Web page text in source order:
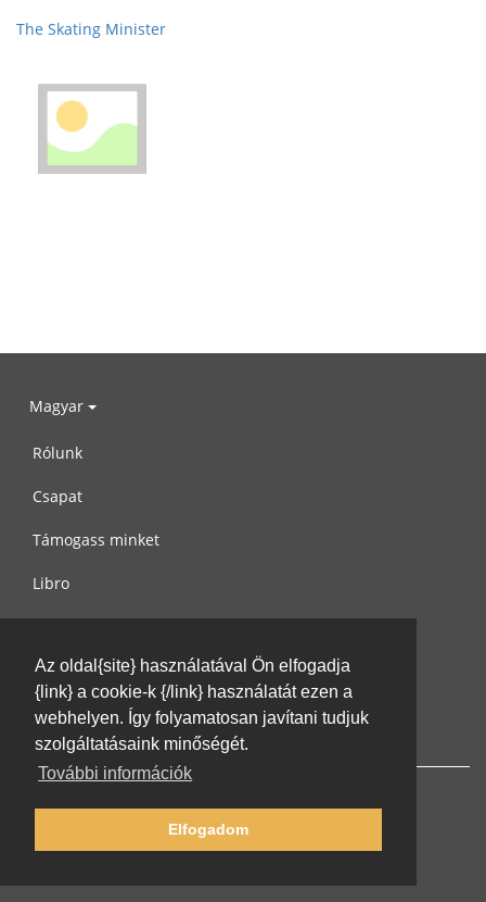
Az oldal{site} használatával Ön elfogadja
{link} a cookie-k {/link} használatát ezen a
webhelyen. Így folyamatosan javítani tudjuk
szolgáltatásaink minőségét.
További információk
Elfogadom
The Skating Minister
Magyar
Rólunk
Csapat
Támogass minket
Libro
Használati feltételek
Írj nekünk
© 2002-2026 lernu.net |Impressum